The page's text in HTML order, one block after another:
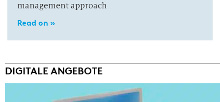
management approach
Read on »
DIGITALE ANGEBOTE